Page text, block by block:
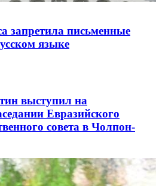
запретила письменные
языке
выступил на
Евразийского
совета в Чолпон-